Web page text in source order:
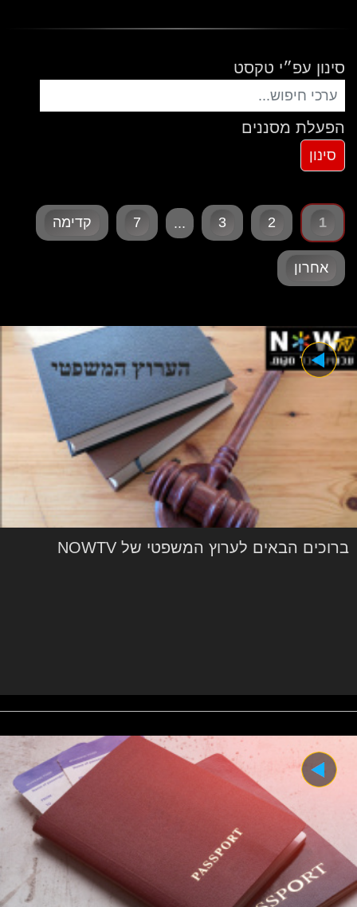
סינון עפ״י טקסט
הפעלת מסננים
1
2
3
...
7 קדימה
אחרון
ברוכים הבאים לערוץ המשפטי של NOWTV